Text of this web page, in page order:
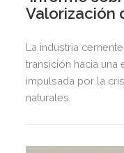
Valorización
La industria
transición hacia una
impulsada por la
naturales.